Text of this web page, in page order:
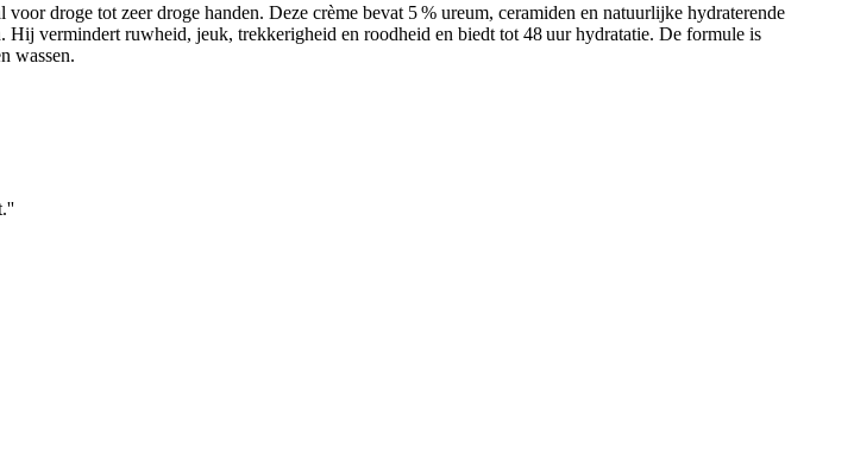
droge tot zeer droge handen. Deze crème bevat 5 % ureum, ceramiden en natuurlijke hydraterende
vermindert ruwheid, jeuk, trekkerigheid en roodheid en biedt tot 48 uur hydratatie. De formule is
wassen.